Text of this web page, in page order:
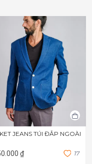
JEANS TÚI ĐẮP NGOÀI
₫ 17